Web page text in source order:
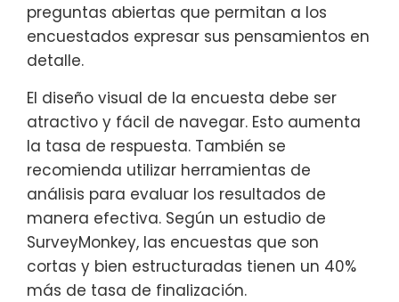
preguntas abiertas que permitan a los
encuestados expresar sus pensamientos en
detalle.
El diseño visual de la encuesta debe ser
atractivo y fácil de navegar. Esto aumenta
la tasa de respuesta. También se
recomienda utilizar herramientas de
análisis para evaluar los resultados de
manera efectiva. Según un estudio de
SurveyMonkey, las encuestas que son
cortas y bien estructuradas tienen un 40%
más de tasa de finalización.